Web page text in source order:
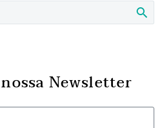
Newsletter